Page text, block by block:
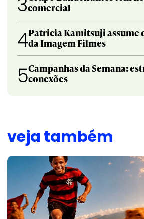
comercial
4Patricia Kamitsuji assume
da Imagem Filmes
5Campanhas da Semana:
conexões
veja também